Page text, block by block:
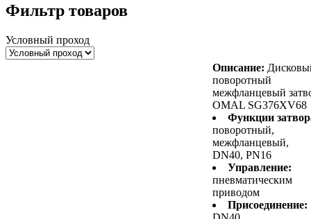
Фильтр товаров
Условный проход
Описание:
поворотный
межфланцевый
OMAL SG376XV68
Функции
поворотный,
межфланцевый,
DN40, PN16
Управление:
пневматическим
приводом
Присоединение: